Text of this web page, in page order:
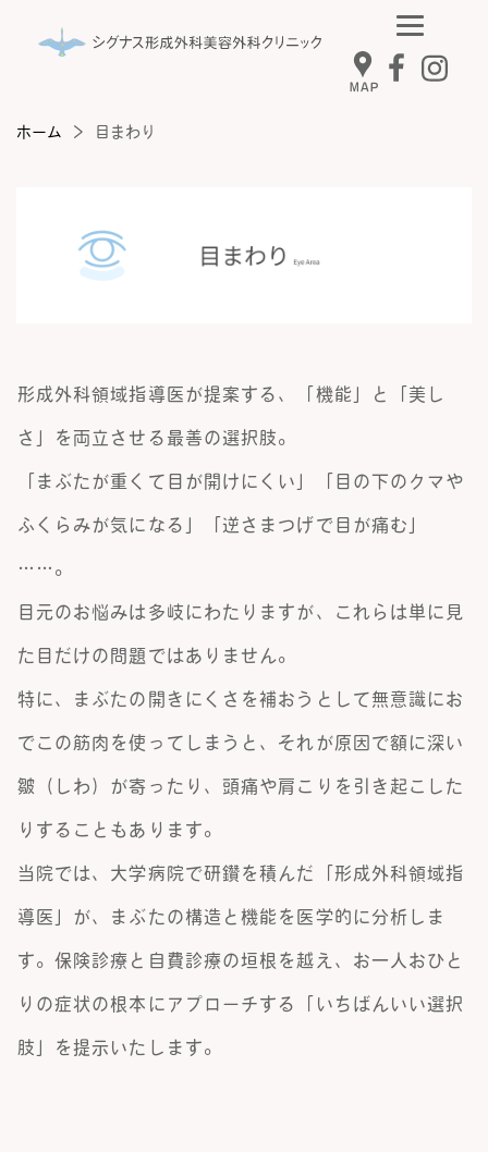
MAP
ホーム 目まわり
形成外科領域指導医が提案する、「機能」と「美し
さ」を両立させる最善の選択肢。
「まぶたが重くて目が開けにくい」「目の下のクマや
ふくらみが気になる」「逆さまつげで目が痛む」
……。
目元のお悩みは多岐にわたりますが、これらは単に見
た目だけの問題ではありません。
特に、まぶたの開きにくさを補おうとして無意識にお
でこの筋肉を使ってしまうと、それが原因で額に深い
皺（しわ）が寄ったり、頭痛や肩こりを引き起こした
りすることもあります。
当院では、大学病院で研鑽を積んだ「形成外科領域指
導医」が、まぶたの構造と機能を医学的に分析しま
す。保険診療と自費診療の垣根を越え、お一人おひと
りの症状の根本にアプローチする「いちばんいい選択
肢」を提示いたします。